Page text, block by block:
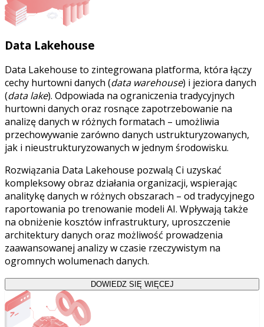
Data Lakehouse
Data Lakehouse to zintegrowana platforma, która łączy
cechy hurtowni danych (data warehouse) i jeziora danych
(data lake). Odpowiada na ograniczenia tradycyjnych
hurtowni danych oraz rosnące zapotrzebowanie na
analizę danych w różnych formatach – umożliwia
przechowywanie zarówno danych ustrukturyzowanych,
jak i nieustrukturyzowanych w jednym środowisku.
Rozwiązania Data Lakehouse pozwalą Ci uzyskać
kompleksowy obraz działania organizacji, wspierając
analitykę danych w różnych obszarach – od tradycyjnego
raportowania po trenowanie modeli AI. Wpływają także
na obniżenie kosztów infrastruktury, uproszczenie
architektury danych oraz możliwość prowadzenia
zaawansowanej analizy w czasie rzeczywistym na
ogromnych wolumenach danych.
DOWIEDZ SIĘ WIĘCEJ